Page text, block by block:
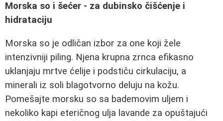
Morska so i šećer - za dubinsko čišćenje i
hidrataciju
Morska so je odličan izbor za one koji žele
intenzivniji piling. Njena krupna zrnca efikasno
uklanjaju mrtve ćelije i podstiču cirkulaciju, a
minerali iz soli blagotvorno deluju na kožu.
Pomešajte morsku so sa bademovim uljem i
nekoliko kapi eteričnog ulja lavande za opuštajući